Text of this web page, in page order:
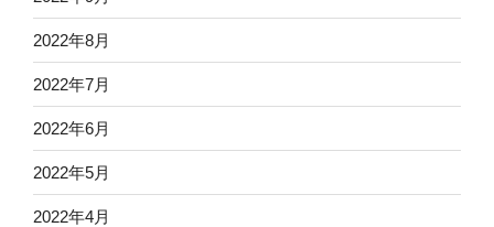
2022年8月
2022年7月
2022年6月
2022年5月
2022年4月